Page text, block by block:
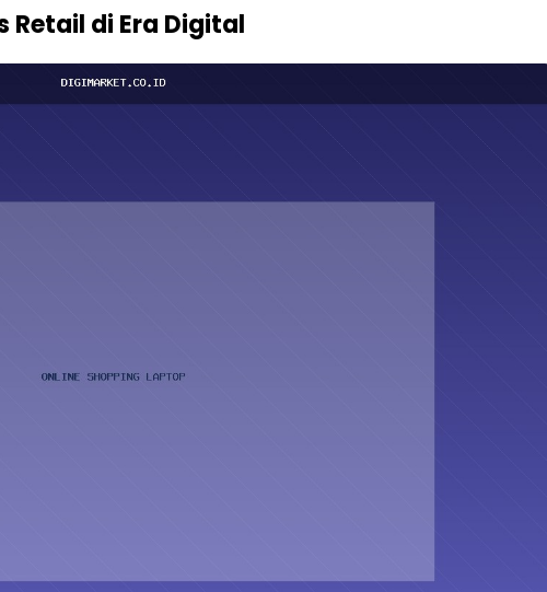
Retail di Era Digital